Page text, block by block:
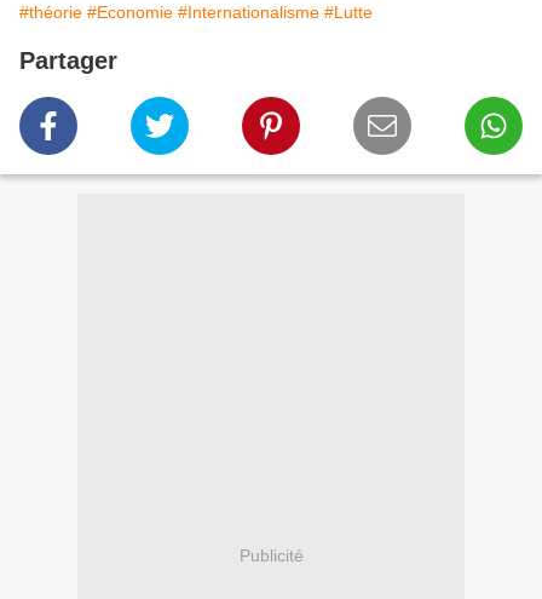
#théorie #Economie #Internationalisme #Lutte
Partager
Publicité